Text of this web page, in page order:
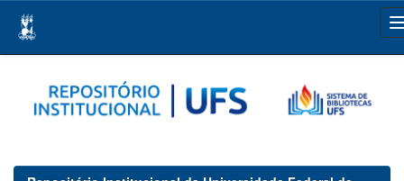
navigation